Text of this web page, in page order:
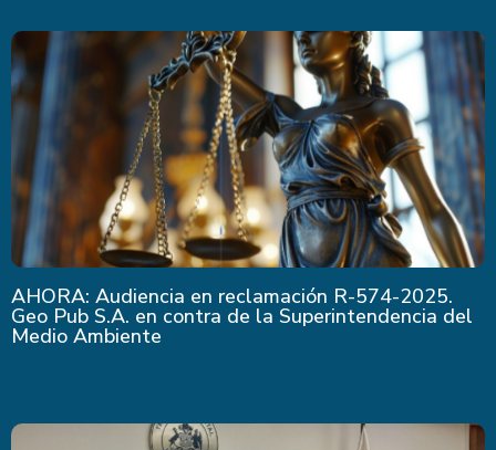
AHORA: Audiencia en reclamación R-574-2025.
Geo Pub S.A. en contra de la Superintendencia del
Medio Ambiente